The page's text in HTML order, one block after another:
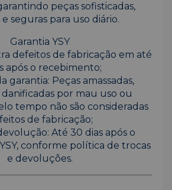
peças sofisticadas,
seguras para uso diário.
Garantia YSY
defeitos de fabricação em até
após o recebimento;
garantia: Peças amassadas,
por mau uso ou
tempo não são consideradas
de fabricação;
Até 30 dias após o
conforme política de trocas
e devoluções.